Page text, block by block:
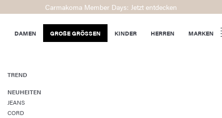
Carmakoma Member Days: Jetzt entdecken
DAMEN GROßE GRÖSSEN KINDER HERREN MARKEN
TREND
NEUHEITEN
JEANS
CORD